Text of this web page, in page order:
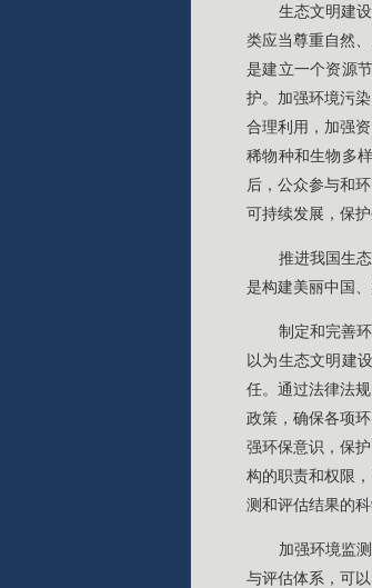
生态文明建
类应当尊重自然
是建立一个资源
护。加强环境污
合理利用，加强
稀物种和生物多
后，公众参与和
可持续发展，保
推进我国生
是构建美丽中国
制定和完善
以为生态文明建
任。通过法律法
政策，确保各项
强环保意识，保
构的职责和权限
测和评估结果的
加强环境监
与评估体系，可